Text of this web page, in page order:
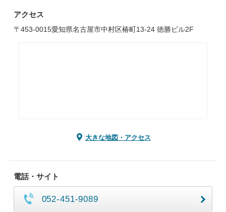
アクセス
〒453-0015愛知県名古屋市中村区椿町13‐24 徳勝ビル2F
大きな地図・アクセス
電話・サイト
052-451-9089